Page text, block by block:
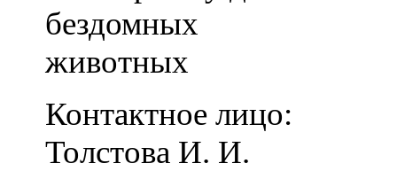
бездомных
животных
Контактное лицо:
Толстова И. И.